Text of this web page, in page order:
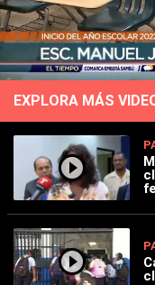
EXPLORA MÁS